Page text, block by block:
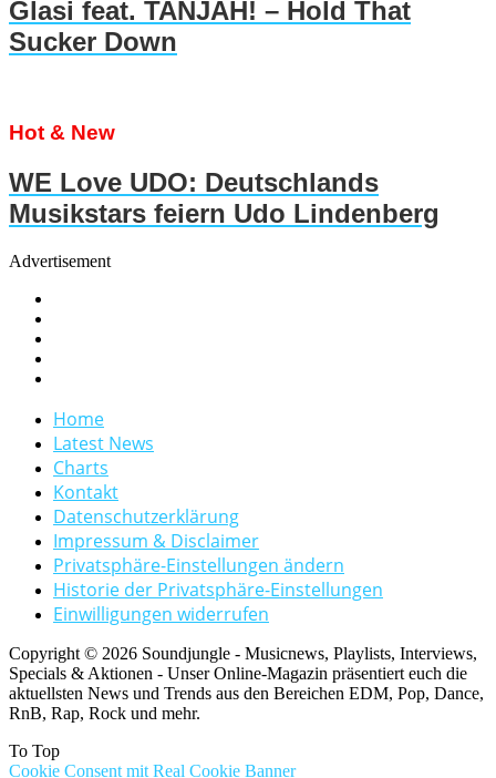
Glasi feat. TANJAH! – Hold That
Sucker Down
Hot & New
WE Love UDO: Deutschlands
Musikstars feiern Udo Lindenberg
Advertisement
Home
Latest News
Charts
Kontakt
Datenschutzerklärung
Impressum & Disclaimer
Privatsphäre-Einstellungen ändern
Historie der Privatsphäre-Einstellungen
Einwilligungen widerrufen
Copyright © 2026 Soundjungle - Musicnews, Playlists, Interviews,
Specials & Aktionen - Unser Online-Magazin präsentiert euch die
aktuellsten News und Trends aus den Bereichen EDM, Pop, Dance,
RnB, Rap, Rock und mehr.
To Top
Cookie Consent mit Real Cookie Banner